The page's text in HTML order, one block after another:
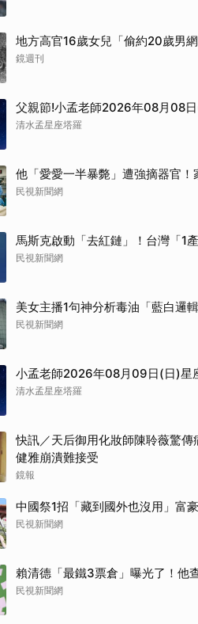
地方高官16歲女兒「偷約20歲男
鏡週刊
父親節!小孟老師2026年08月08
清水孟星座塔羅
他「愛愛一半暴斃」遭強摘器官！
民視新聞網
馬斯克啟動「去紅鏈」！台灣「1
民視新聞網
美女主播1句神分析毒油「藍白邏
民視新聞網
小孟老師2026年08月09日(日)星
清水孟星座塔羅
快訊／天后御用化妝師陳聆薇驚
健雅崩潰難接受
鏡報
中國祭1招「藏到國外也沒用」富
民視新聞網
賴清德「最鐵3票倉」曝光了！他
民視新聞網